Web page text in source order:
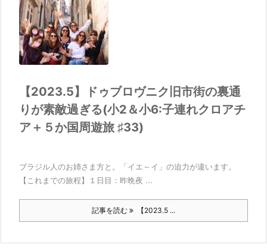
【2023.5】ドゥブロヴニク旧市街の裏通
りが素敵過ぎる(小2＆小6:子連れクロアチ
ア＋５か国周遊旅 ♯33)
ブラジル人のお姉さま方と。「イエ～イ」の迫力が違います。
【これまでの旅程】１日目：昨晩夜 ...
記事を読む 【2023.5 ...